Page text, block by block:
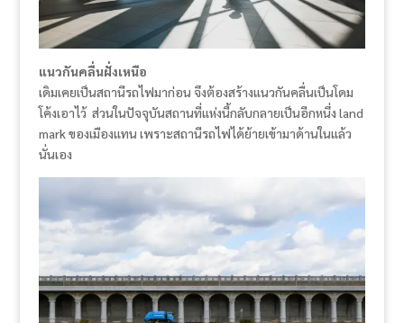
แนวกันคลื่นฝั่งเหนือ
เดิมเคยเป็นสถานีรถไฟมาก่อน จึงต้องสร้างแนวกันคลื่นเป็นโดม
โค้งเอาไว้ ส่วนในปัจจุบันสถานที่แห่งนี้กลับกลายเป็นอีกหนึ่ง land
mark ของเมืองแทน เพราะสถานีรถไฟได้ย้ายเข้ามาด้านในแล้ว
นั่นเอง